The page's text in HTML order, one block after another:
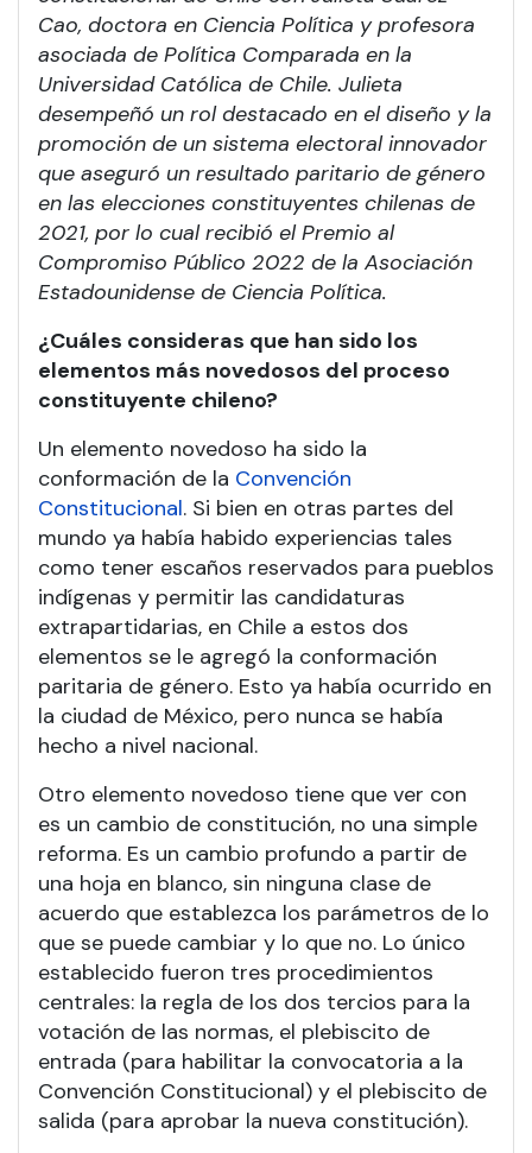
Cao, doctora en Ciencia Política y profesora
asociada de Política Comparada en la
Universidad Católica de Chile. Julieta
desempeñó un rol destacado en el diseño y la
promoción de un sistema electoral innovador
que aseguró un resultado paritario de género
en las elecciones constituyentes chilenas de
2021, por lo cual recibió el Premio al
Compromiso Público 2022 de la Asociación
Estadounidense de Ciencia Política.
¿Cuáles consideras que han sido los
elementos más novedosos del proceso
constituyente chileno?
Un elemento novedoso ha sido la
conformación de la Convención
Constitucional. Si bien en otras partes del
mundo ya había habido experiencias tales
como tener escaños reservados para pueblos
indígenas y permitir las candidaturas
extrapartidarias, en Chile a estos dos
elementos se le agregó la conformación
paritaria de género. Esto ya había ocurrido en
la ciudad de México, pero nunca se había
hecho a nivel nacional.
Otro elemento novedoso tiene que ver con
es un cambio de constitución, no una simple
reforma. Es un cambio profundo a partir de
una hoja en blanco, sin ninguna clase de
acuerdo que establezca los parámetros de lo
que se puede cambiar y lo que no. Lo único
establecido fueron tres procedimientos
centrales: la regla de los dos tercios para la
votación de las normas, el plebiscito de
entrada (para habilitar la convocatoria a la
Convención Constitucional) y el plebiscito de
salida (para aprobar la nueva constitución).